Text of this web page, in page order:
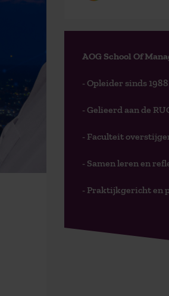
AOG School Of
- Opleider sinds 1988
- Gelieerd aan de
- Faculteit
- Samen leren en
- Praktijkgericht en